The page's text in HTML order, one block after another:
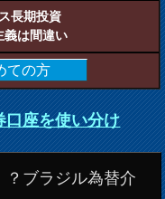
長期投資
義は間違い
ての方
口座を使い分け
ブラジル為替介